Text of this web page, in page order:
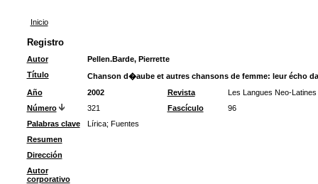
Inicio
Registro
Autor
Pellen.Barde, Pierrette
Título
Chanson d�aube et autres chansons de femme: leur écho
Año
2002 Revista
Les Langues Neo-Latines
Número
321 Fascículo
96
Palabras clave
Lírica; Fuentes
Resumen
Dirección
Autor
corporativo